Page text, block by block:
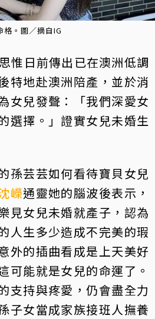
。圖／摘自IG
惟日前傳出已在澳洲低調
特地赴澳洲陪產，並於消
女兒發聲：「我們深愛女
選擇。」證實女兒未婚生
孫芸芸如何看待寶貝女兒
嶸通靈她的腦波後表示，
見女兒未婚就產子，認為
人生多少造成不完美的瑕
外的插曲看成是上天美好
可能就是女兒的命運了。
支持與疼愛，仍會盡全力
子女當成家族接班人撫養